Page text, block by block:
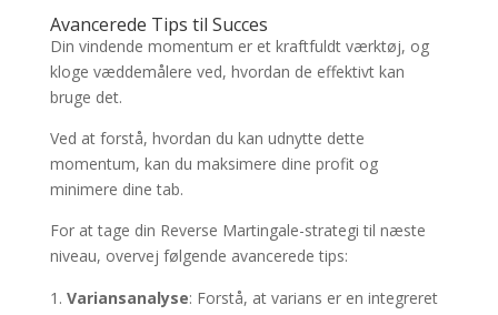
Avancerede Tips til Succes
Din vindende momentum er et kraftfuldt værktøj, og
kloge væddemålere ved, hvordan de effektivt kan
bruge det.
Ved at forstå, hvordan du kan udnytte dette
momentum, kan du maksimere dine profit og
minimere dine tab.
For at tage din Reverse Martingale-strategi til næste
niveau, overvej følgende avancerede tips:
Variansanalyse: Forstå, at varians er en integreret